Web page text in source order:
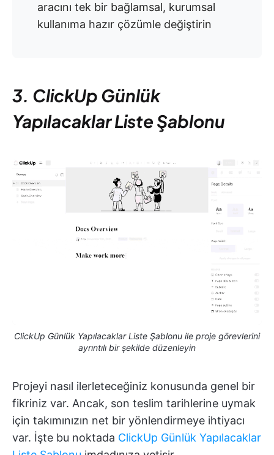
aracını tek bir bağlamsal, kurumsal
kullanıma hazır çözümle değiştirin
3. ClickUp Günlük
Yapılacaklar Liste Şablonu
ClickUp Günlük Yapılacaklar Liste Şablonu ile proje görevlerini
ayrıntılı bir şekilde düzenleyin
Projeyi nasıl ilerleteceğiniz konusunda genel bir
fikriniz var. Ancak, son teslim tarihlerine uymak
için takımınızın net bir yönlendirmeye ihtiyacı
var. İşte bu noktada ClickUp Günlük Yapılacaklar